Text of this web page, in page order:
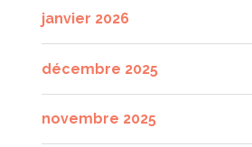
janvier 2026
décembre 2025
novembre 2025